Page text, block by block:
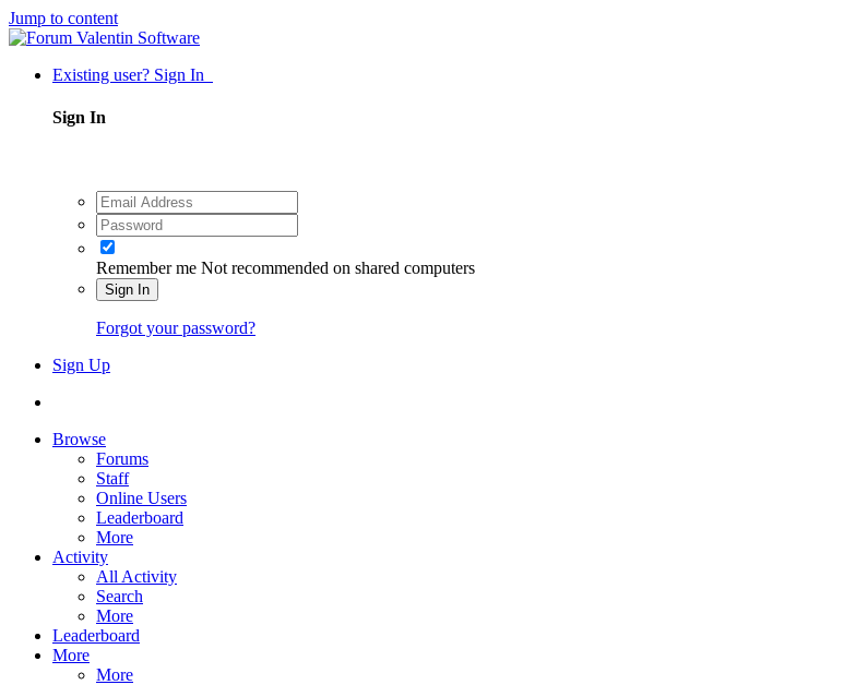
Jump to content
Existing user? Sign In
Sign In
Remember me Not recommended on shared computers
Sign In
Forgot your password?
Sign Up
Browse
Forums
Staff
Online Users
Leaderboard
More
Activity
All Activity
Search
More
Leaderboard
More
More